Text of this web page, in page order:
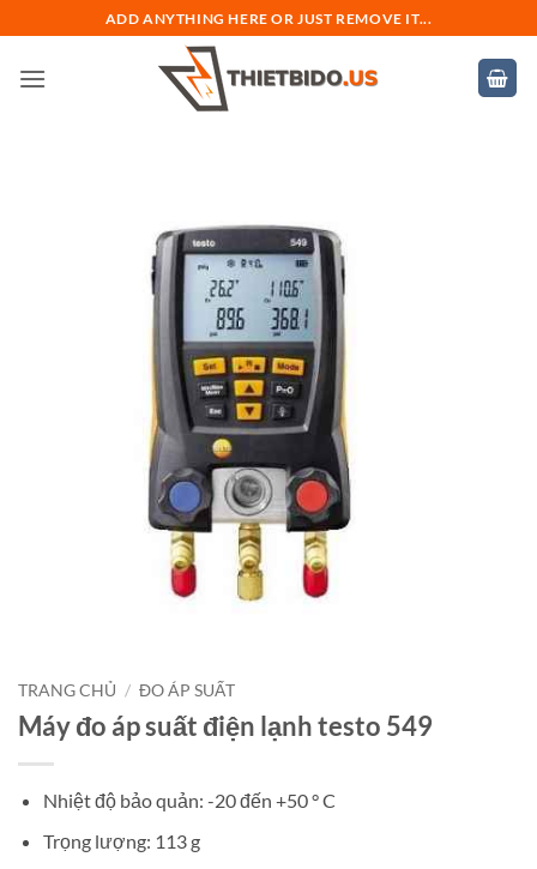
qua
nội
ADD ANYTHING HERE OR JUST REMOVE IT...
TRANG CHỦ / ĐO ÁP SUẤT
Máy đo áp suất điện lạnh testo 549
Nhiệt độ bảo quản: -20 đến +50 ° C
Trọng lượng: 113 g